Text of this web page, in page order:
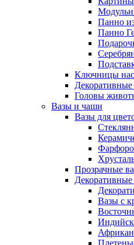
Панно
Панно
Ключницы
Декоративные
Головы
Вазы и чаши
Вазы для
Прозрачные
Декоративные
Вазы с